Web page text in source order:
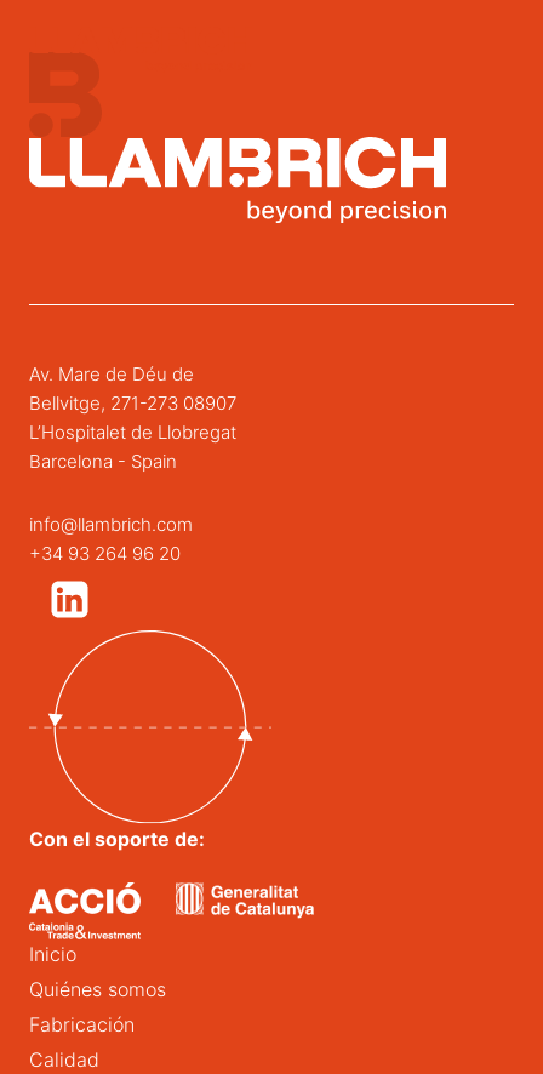
Av. Mare de Déu de
Bellvitge, 271-273 08907
L’Hospitalet de Llobregat
Barcelona - Spain
info@llambrich.com
+34 93 264 96 20
Con el soporte de:
Inicio
Quiénes somos
Fabricación
Calidad